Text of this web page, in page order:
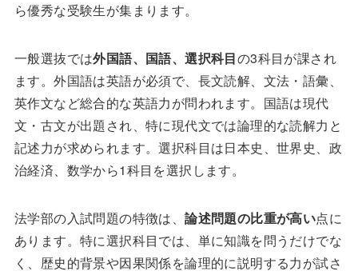
ら優秀な受験生が集まります。
一般選抜では外国語、国語、選択科目の3科目が課され
ます。外国語は英語が必須で、長文読解、文法・語彙、
英作文など総合的な英語力が問われます。国語は現代
文・古文が出題され、特に現代文では論理的な読解力と
記述力が求められます。選択科目は日本史、世界史、政
治経済、数学から1科目を選択します。
法学部の入試問題の特徴は、論述問題の比重が高い点に
あります。特に選択科目では、単に知識を問うだけでな
く、歴史的背景や因果関係を論理的に説明する力が試さ